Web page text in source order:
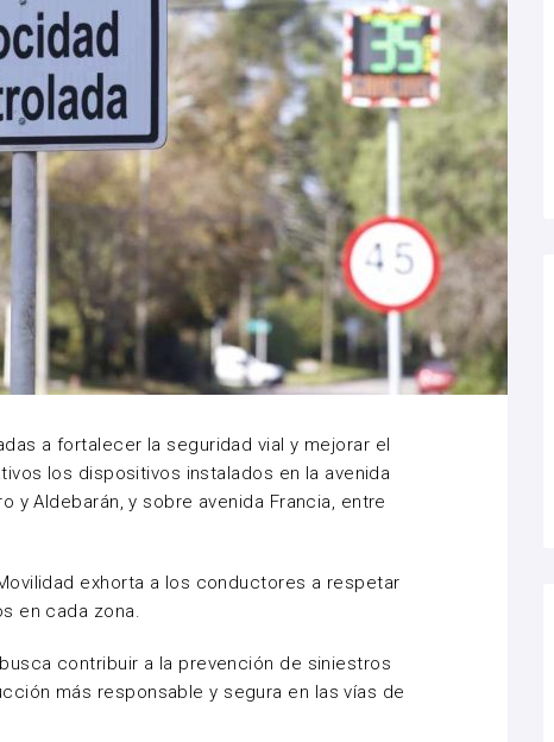
a fortalecer la seguridad vial y mejorar el
los dispositivos instalados en la avenida
y Aldebarán, y sobre avenida Francia, entre
exhorta a los conductores a respetar
en cada zona.
contribuir a la prevención de siniestros
más responsable y segura en las vías de